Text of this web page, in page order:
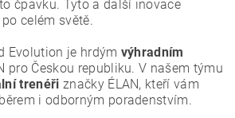
čpavku. Tyto a další inovace
celém světě.
Evolution je hrdým výhradním
pro Českou republiku. V našem týmu
trenéři značky ÉLAN, kteří vám
i odborným poradenstvím.